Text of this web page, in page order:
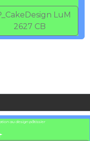
LuM
2627 CB
au design pâtissier